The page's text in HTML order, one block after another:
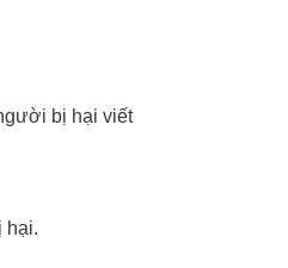
bị hại viết
hại.